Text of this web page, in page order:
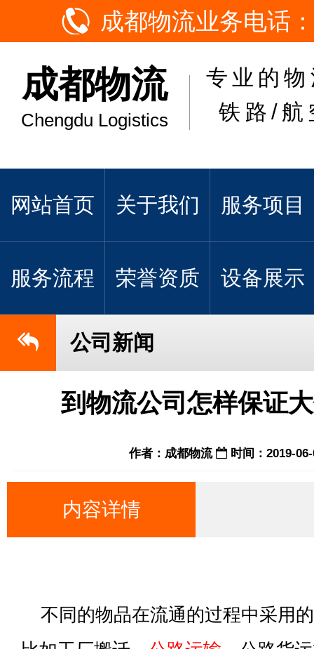
成都物流业务电话
成都物流
Chengdu Logistics
专业的
铁路/航
网站首页 关于我们 服务项目
服务流程 荣誉资质 设备展示
公司新闻
到物流公司怎样保证
作者：成都物流 时间：2019-
内容详情
不同的物品在流通的过程中采用